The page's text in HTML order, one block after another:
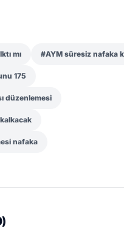
mı #AYM süresiz nafaka
175
düzenlemesi
nafaka
)